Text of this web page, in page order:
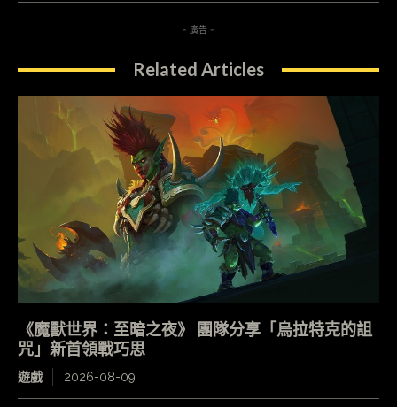
- 廣告 -
Related Articles
《魔獸世界：至暗之夜》 團隊分享「烏拉特克的詛
咒」新首領戰巧思
遊戲 2026-08-09